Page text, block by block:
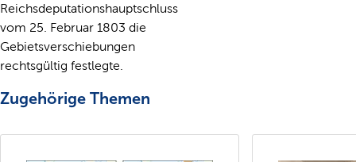
Reichsdeputationshauptschluss
vom 25. Februar 1803 die
Gebietsverschiebungen
rechtsgültig festlegte.
Zugehörige Themen